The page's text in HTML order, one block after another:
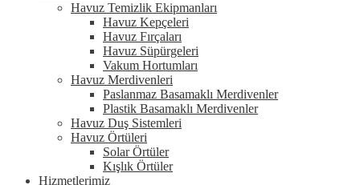
Havuz Temizlik Ekipmanları
Havuz Kepçeleri
Havuz Fırçaları
Havuz Süpürgeleri
Vakum Hortumları
Havuz Merdivenleri
Paslanmaz Basamaklı Merdivenler
Plastik Basamaklı Merdivenler
Havuz Duş Sistemleri
Havuz Örtüleri
Solar Örtüler
Kışlık Örtüler
Hizmetlerimiz